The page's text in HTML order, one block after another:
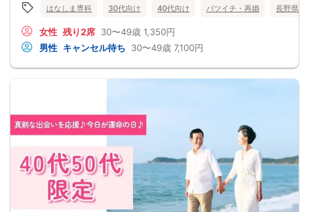
はなしま専科 30代向け 40代向け バツイチ・再婚 長野県
女性 残り2席 30〜49歳 1,350円
男性 キャンセル待ち 30〜49歳 7,100円